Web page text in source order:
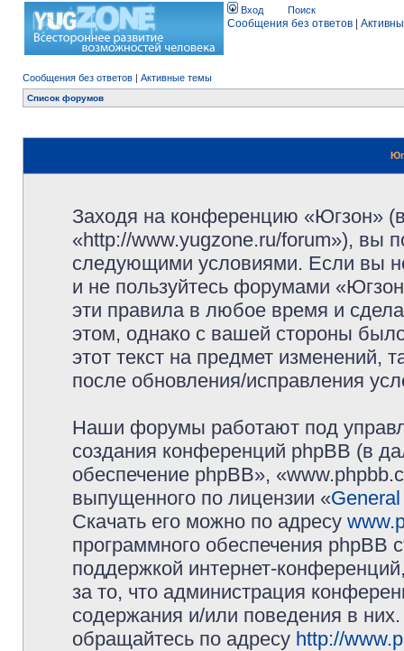
Вход Поиск
Сообщения без ответов
Сообщения без ответов | Активные темы
Список форумов
Заходя на конференцию «Югзон»
«http://www.yugzone.ru/forum»), вы
следующими условиями. Если вы
и не пользуйтесь форумами
эти правила в любое время и
этом, однако с вашей стороны
этот текст на предмет изменений,
после обновления/исправления
Наши форумы работают под
создания конференций phpBB (в
обеспечение phpBB»,
выпущенного по лицензии «
Скачать его можно по адресу
программного обеспечения phpBB
поддержкой интернет-
за то, что администрация
содержания и/или поведения в
обращайтесь по адресу http://